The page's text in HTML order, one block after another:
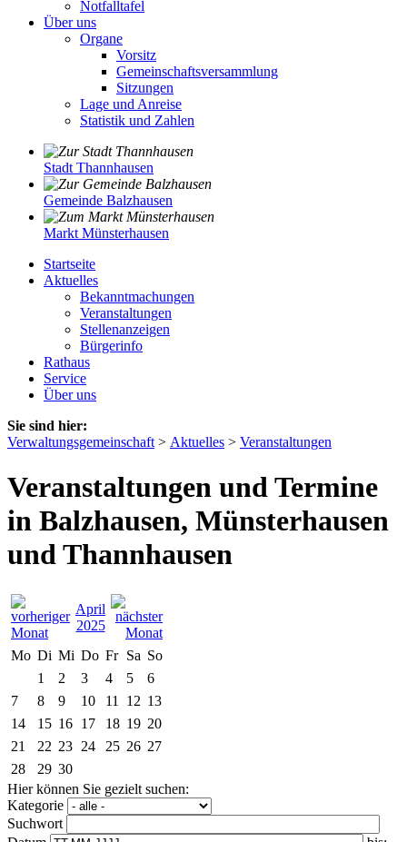
Notfalltafel
Über uns
Organe
Vorsitz
Gemeinschaftsversammlung
Sitzungen
Lage und Anreise
Statistik und Zahlen
Stadt Thannhausen
Gemeinde Balzhausen
Markt Münsterhausen
Startseite
Aktuelles
Bekanntmachungen
Veranstaltungen
Stellenanzeigen
Bürgerinfo
Rathaus
Service
Über uns
Sie sind hier:
Verwaltungsgemeinschaft > Aktuelles > Veranstaltungen
Veranstaltungen und Termine
in Balzhausen, Münsterhausen
und Thannhausen
April
2025
Mo Di Mi Do Fr Sa So
1
2 3 4 5
6
7
8 9 10 11 12 13
14
15 16 17 18 19 20
21
22 23 24 25 26 27
28
29 30
Hier können Sie gezielt suchen:
Kategorie
Suchwort